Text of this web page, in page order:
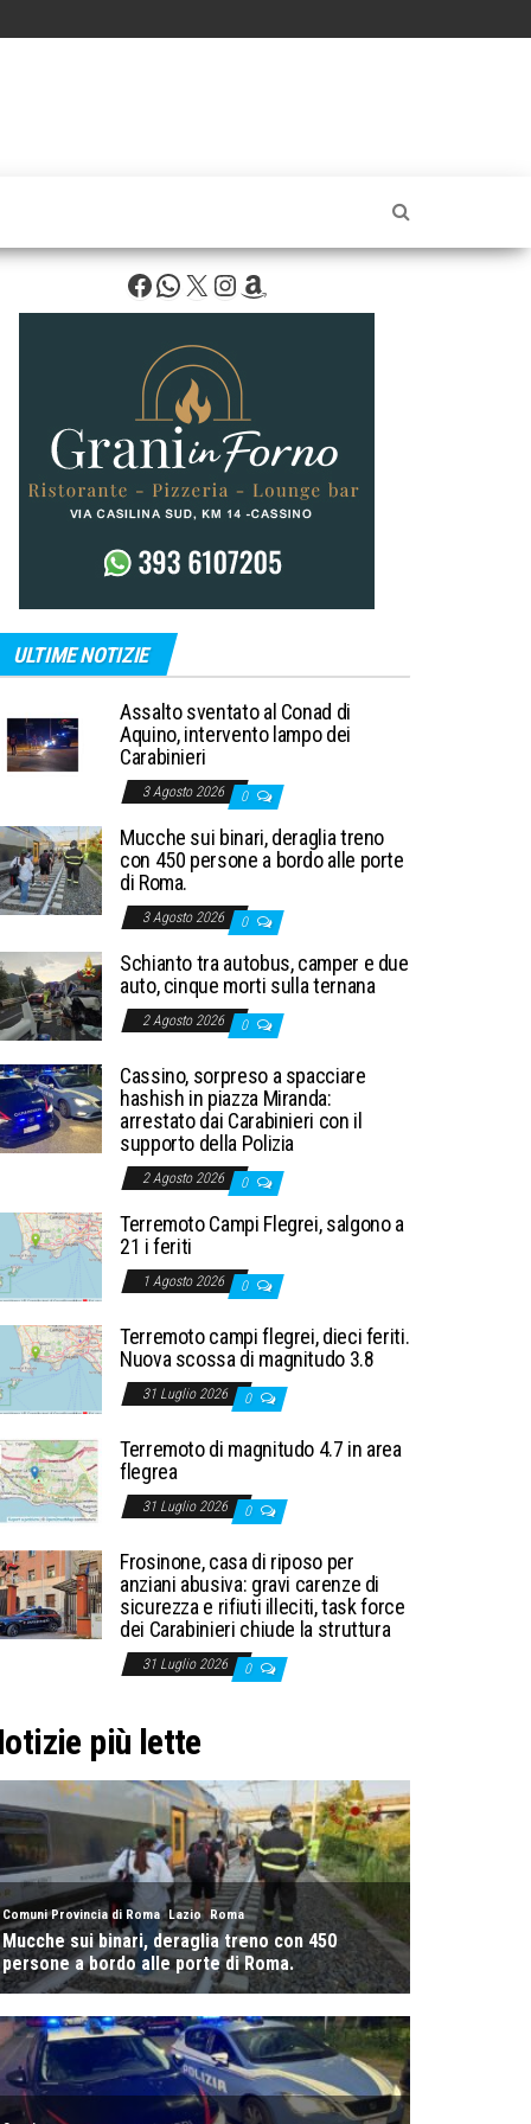
Facebook
WhatsApp
X Instagram
Amazon
ULTIME NOTIZIE
Assalto sventato al Conad di
Aquino, intervento lampo dei
Carabinieri
3 Agosto 2026 0
Mucche sui binari, deraglia treno
con 450 persone a bordo alle porte
di Roma.
3 Agosto 2026 0
Schianto tra autobus, camper e due
auto, cinque morti sulla ternana
2 Agosto 2026 0
Cassino, sorpreso a spacciare
hashish in piazza Miranda:
arrestato dai Carabinieri con il
supporto della Polizia
2 Agosto 2026 0
Terremoto Campi Flegrei, salgono a
21 i feriti
1 Agosto 2026 0
Terremoto campi flegrei, dieci feriti.
Nuova scossa di magnitudo 3.8
31 Luglio 2026 0
Terremoto di magnitudo 4.7 in area
flegrea
31 Luglio 2026 0
Frosinone, casa di riposo per
anziani abusiva: gravi carenze di
sicurezza e rifiuti illeciti, task force
dei Carabinieri chiude la struttura
31 Luglio 2026 0
più lette